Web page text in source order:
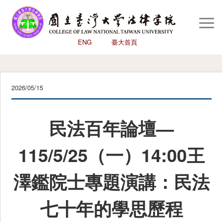
ENG 臺大首頁
學術研究
學生專區
國際交流中心
圖書館
評鑑
高教深耕
心輔室
You are here: 首頁 公告
民法百年論壇—115/5/25（一）14:00王澤鑑院士專題演講：民法七十年
的學思歷程
2026/05/15
民法百年論壇—
115/5/25（一）14:00王
澤鑑院士專題演講：民法
七十年的學思歷程